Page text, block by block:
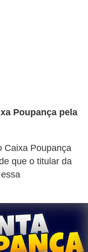
Poupança pela
Caixa Poupança
que o titular da